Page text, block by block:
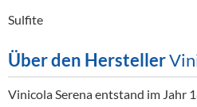
Sulfite
Über den Hersteller
Vinicola Serena entstand im Jahr